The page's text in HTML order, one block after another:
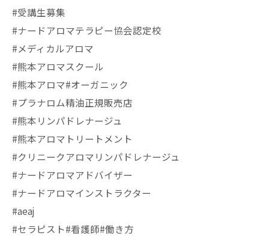
#受講生募集
#ナードアロマテラピー協会認定校
#メディカルアロマ
#熊本アロマスクール
#熊本アロマ#オーガニック
#プラナロム精油正規販売店
#熊本リンパドレナージュ
#熊本アロマトリートメント
#クリニークアロマリンパドレナージュ
#ナードアロマアドバイザー
#ナードアロマインストラクター
#aeaj
#セラピスト#看護師#働き方